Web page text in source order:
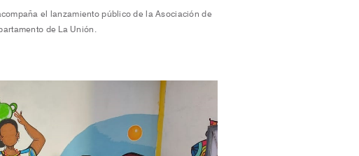
el lanzamiento público de la Asociación de
de La Unión.